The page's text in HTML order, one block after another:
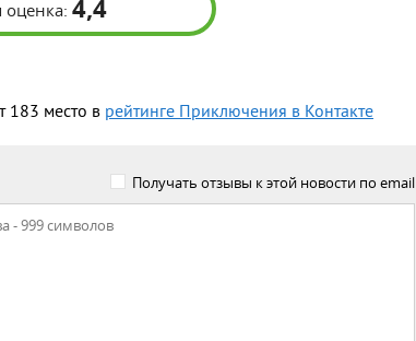
оценка: 4,4
183 место в рейтинге Приключения в Контакте
Получать отзывы к этой новости по email